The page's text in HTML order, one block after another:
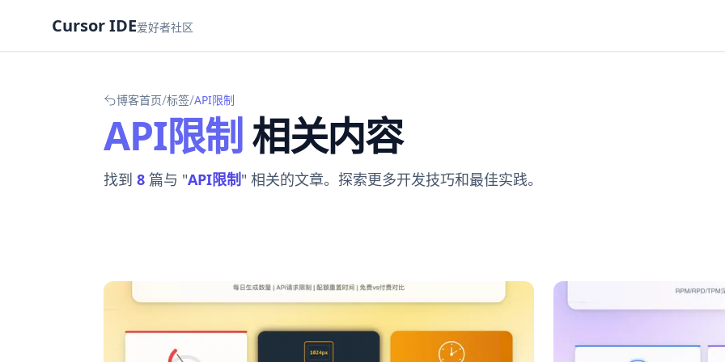
Cursor IDE爱好者社区
博客首页/标签/API限制
API限制相关内容
找到 8 篇与 "API限制" 相关的文章。探索更多开发技巧和最佳实践。